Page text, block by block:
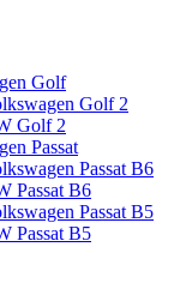
Golf
Golf 2
Golf 2
Passat
Passat B6
Passat B6
Passat B5
Passat B5